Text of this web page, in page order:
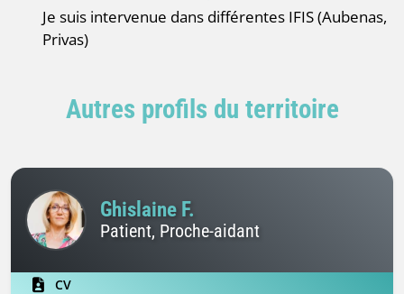
Je suis intervenue dans différentes IFIS (Aubenas,
Privas)
Autres profils du territoire
Ghislaine F.
Patient, Proche-aidant
CV